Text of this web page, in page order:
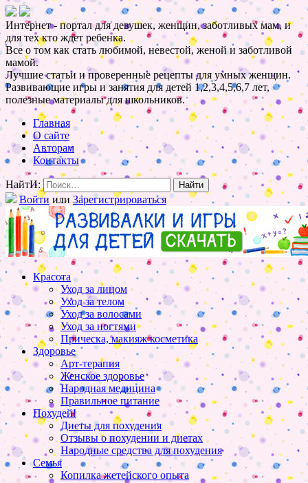
Интернет - портал для девушек, женщин, заботливых мам, и
для тех кто ждет ребенка.
Все о том как стать любимой, невестой, женой и заботливой
мамой.
Лучшие статьи и проверенные рецепты для умных женщин.
Развивающие игры и занятия для детей 1,2,3,4,5,6,7 лет,
полезные материалы для школьников.
Главная
О сайте
Авторам
Контакты
НайтИ:
Войти или Зарегистрироваться
Красота
Уход за лицом
Уход за телом
Уход за волосами
Уход за ногтями
Прическа, макияж косметика
Здоровье
Арт-терапия
Женское здоровье
Народная медицина
Правильное питание
Похудей!
Диеты для похудения
Отзывы о похудении и диетах
Народные средства для похудения
Семья
Копилка жетейского опыта